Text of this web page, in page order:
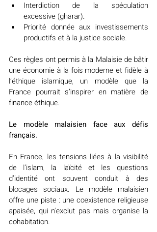
Interdiction de la spéculation
excessive (gharar).
Priorité donnée aux investissements
productifs et à la justice sociale.
Ces règles ont permis à la Malaisie de bâtir
une économie à la fois moderne et fidèle à
l’éthique islamique, un modèle que la
France pourrait s’inspirer en matière de
finance éthique.
Le modèle malaisien face aux défis
français.
En France, les tensions liées à la visibilité
de l’islam, la laïcité et les questions
d’identité ont souvent conduit à des
blocages sociaux. Le modèle malaisien
offre une piste : une coexistence religieuse
apaisée, qui n’exclut pas mais organise la
cohabitation.